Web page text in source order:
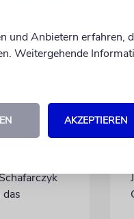
hat sich
und Anbietern erfahren,
Weitergehende
AKZEPTIEREN